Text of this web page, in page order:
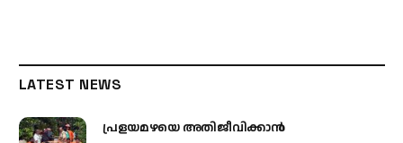
LATEST NEWS
പ്രളയമഴയെ അതിജീവിക്കാന്‍